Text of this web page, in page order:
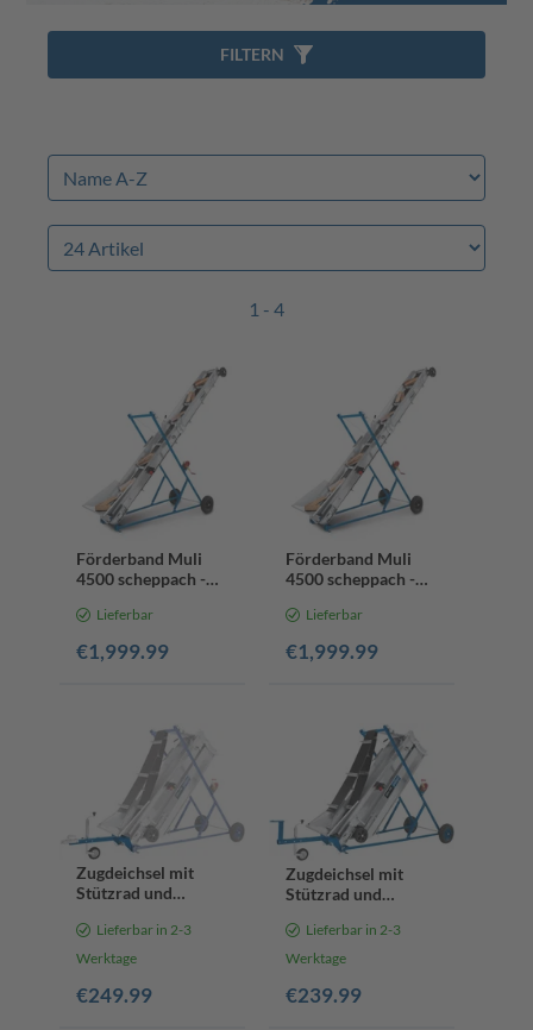
1 - 4
Förderband Muli
4500 scheppach -
3500mm
4500mm
Lieferbar
€1,999.99
Förderband Muli
4500 scheppach -
3500mm
4500mm
Lieferbar
€1,999.99
Zugdeichsel mit
Stützrad und
Kupplung
Lieferbar in 2-3
Werktage
€249.99
Zugdeichsel mit
Stützrad und
Lieferbar in 2-3
Werktage
€239.99
FILTERN